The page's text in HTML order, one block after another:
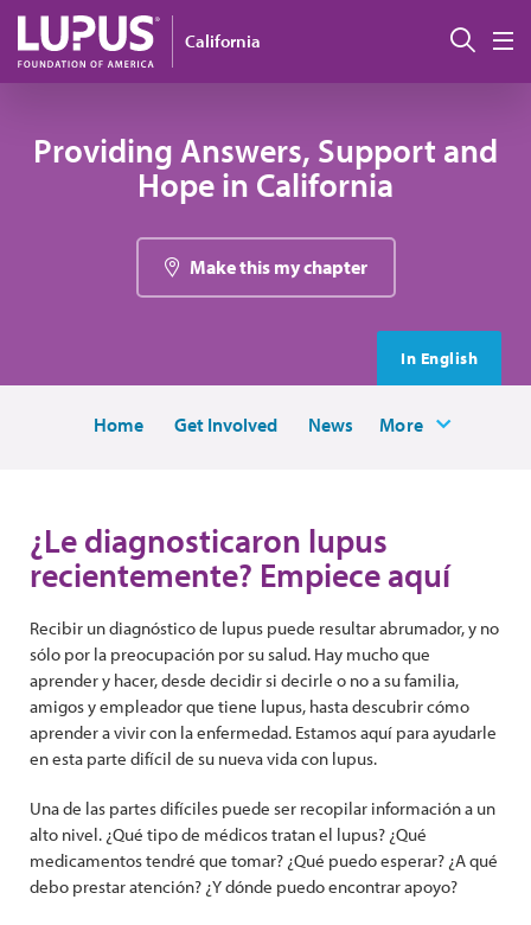
Pasar al contenido principal
California
Providing Answers, Support and
Hope in California
Make this my chapter
In English
Home Get Involved News More
¿Le diagnosticaron lupus
recientemente? Empiece aquí
Recibir un diagnóstico de lupus puede resultar abrumador, y no
sólo por la preocupación por su salud. Hay mucho que
aprender y hacer, desde decidir si decirle o no a su familia,
amigos y empleador que tiene lupus, hasta descubrir cómo
aprender a vivir con la enfermedad. Estamos aquí para ayudarle
en esta parte difícil de su nueva vida con lupus.
Una de las partes difíciles puede ser recopilar información a un
alto nivel. ¿Qué tipo de médicos tratan el lupus? ¿Qué
medicamentos tendré que tomar? ¿Qué puedo esperar? ¿A qué
debo prestar atención? ¿Y dónde puedo encontrar apoyo?